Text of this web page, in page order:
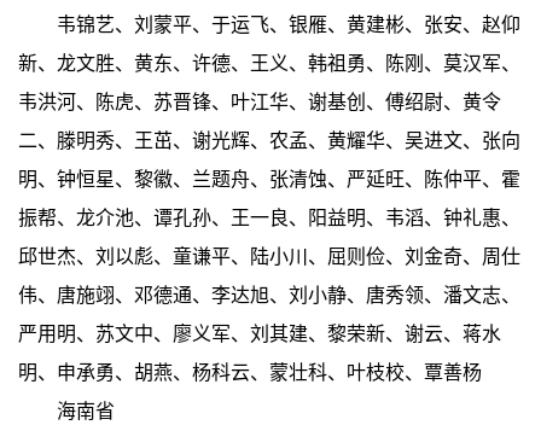
韦锦艺、刘蒙平、于运飞、银雁、黄建彬、张安、赵仰
新、龙文胜、黄东、许德、王义、韩祖勇、陈刚、莫汉军、
韦洪河、陈虎、苏晋锋、叶江华、谢基创、傅绍尉、黄令
二、滕明秀、王茁、谢光辉、农孟、黄耀华、吴进文、张向
明、钟恒星、黎徽、兰题舟、张清蚀、严延旺、陈仲平、霍
振帮、龙介池、谭孔孙、王一良、阳益明、韦滔、钟礼惠、
邱世杰、刘以彪、童谦平、陆小川、屈则俭、刘金奇、周仕
伟、唐施翊、邓德通、李达旭、刘小静、唐秀领、潘文志、
严用明、苏文中、廖义军、刘其建、黎荣新、谢云、蒋水
明、申承勇、胡燕、杨科云、蒙壮科、叶枝校、覃善杨
海南省